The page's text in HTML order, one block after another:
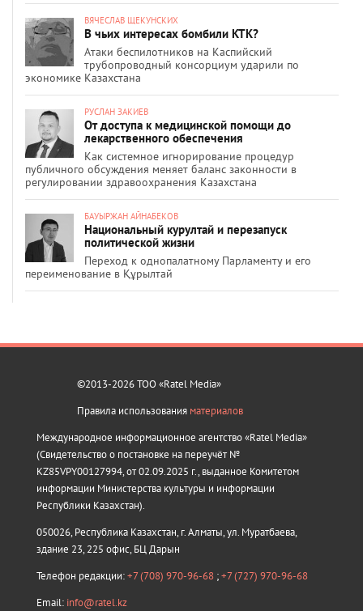
ВЯЧЕСЛАВ ЩЕКУНСКИХ
В чьих интересах бомбили КТК?
Атаки беспилотников на Каспийский
трубопроводный консорциум ударили по
экономике Казахстана
РУСЛАН ЗАКИЕВ
От доступа к медицинской помощи до
лекарственного обеспечения
Как системное игнорирование процедур
публичного обсуждения меняет баланс законности в
регулировании здравоохранения Казахстана
БАУЫРЖАН АЙНАБЕКОВ
Национальный курултай и перезапуск
политической жизни
Переход к однопалатному Парламенту и его
переименование в Құрылтай
©2013-2026 ТОО «Ratel Media»
Правила использования материалов
Международное информационное агентство «Ratel Media»
(Свидетельство о постановке на переучёт №
KZ85VPY00127994, от 02.09.2025 г., выданное Комитетом
информации Министерства культуры и информации
Республики Казахстан).
050026, Республика Казахстан, г. Алматы, ул. Муратбаева,
здание 23, 225 офис, БЦ Дарын
Телефон редакции:+7 (708) 970-96-68 ;+7 (727) 970-96-68
Email: info@ratel.kz